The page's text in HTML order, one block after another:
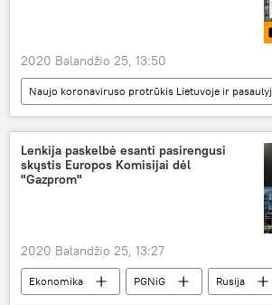
2020 Balandžio 25, 13:50
Naujo koronaviruso protrūkis Lietuvoje ir
Multimedia
Lietuva
Vilnius
koronavirusas
COVID-19
Lenkija paskelbė esanti pasirengusi
skųstis Europos Komisijai dėl
"Gazprom"
2020 Balandžio 25, 13:27
Ekonomika PGNiG
Rusija